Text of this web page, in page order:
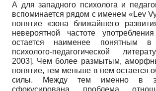
А для западного психолога и
вспоминается рядом с именем «Lev
понятие «зона ближайшего
невероятной частоте
остается наименее понятным в
психолого-педагогической
2003]. Чем более размытым,
понятие, тем меньше в нем остается
силы. Между тем именно в
сфокусирована проблема